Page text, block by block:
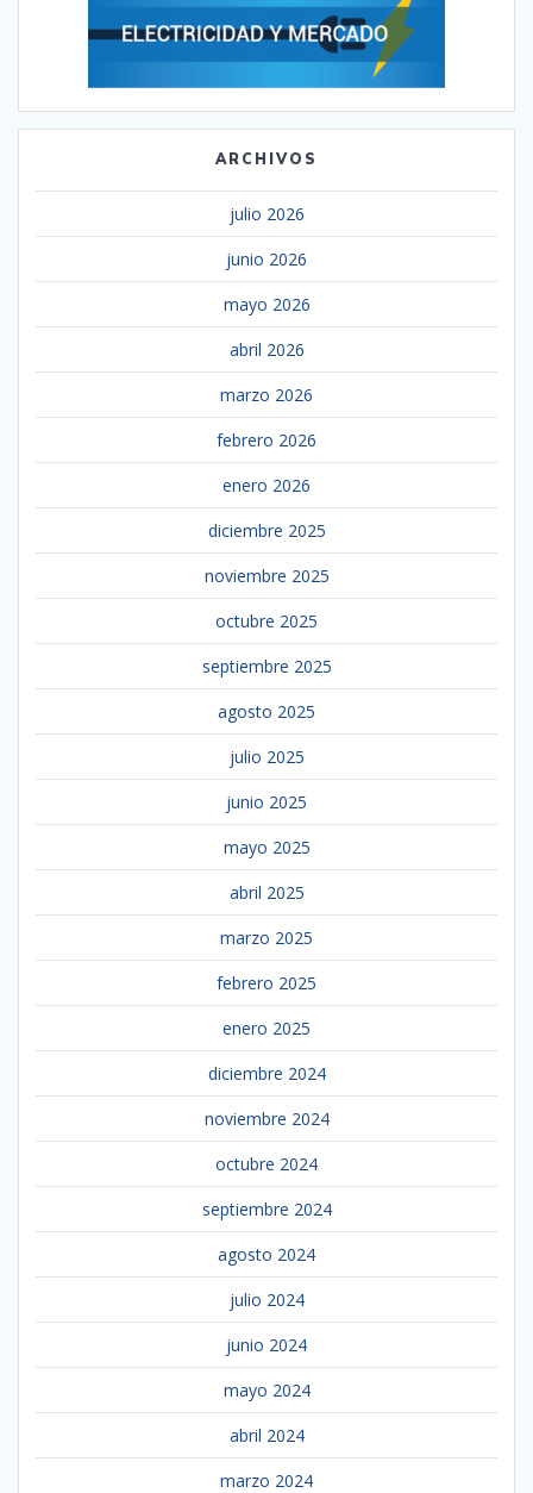
ARCHIVOS
julio 2026
junio 2026
mayo 2026
abril 2026
marzo 2026
febrero 2026
enero 2026
diciembre 2025
noviembre 2025
octubre 2025
septiembre 2025
agosto 2025
julio 2025
junio 2025
mayo 2025
abril 2025
marzo 2025
febrero 2025
enero 2025
diciembre 2024
noviembre 2024
octubre 2024
septiembre 2024
agosto 2024
julio 2024
junio 2024
mayo 2024
abril 2024
marzo 2024